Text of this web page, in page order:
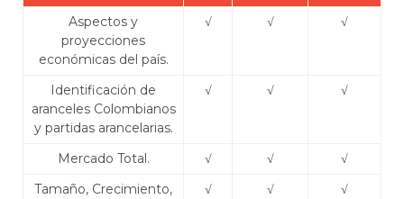
Aspectos y
proyecciones
económicas del país.
√ √ √
Identificación de
aranceles Colombianos
y partidas arancelarias.
√ √ √
Mercado Total. √ √
√
Tamaño, Crecimiento,
√ √ √